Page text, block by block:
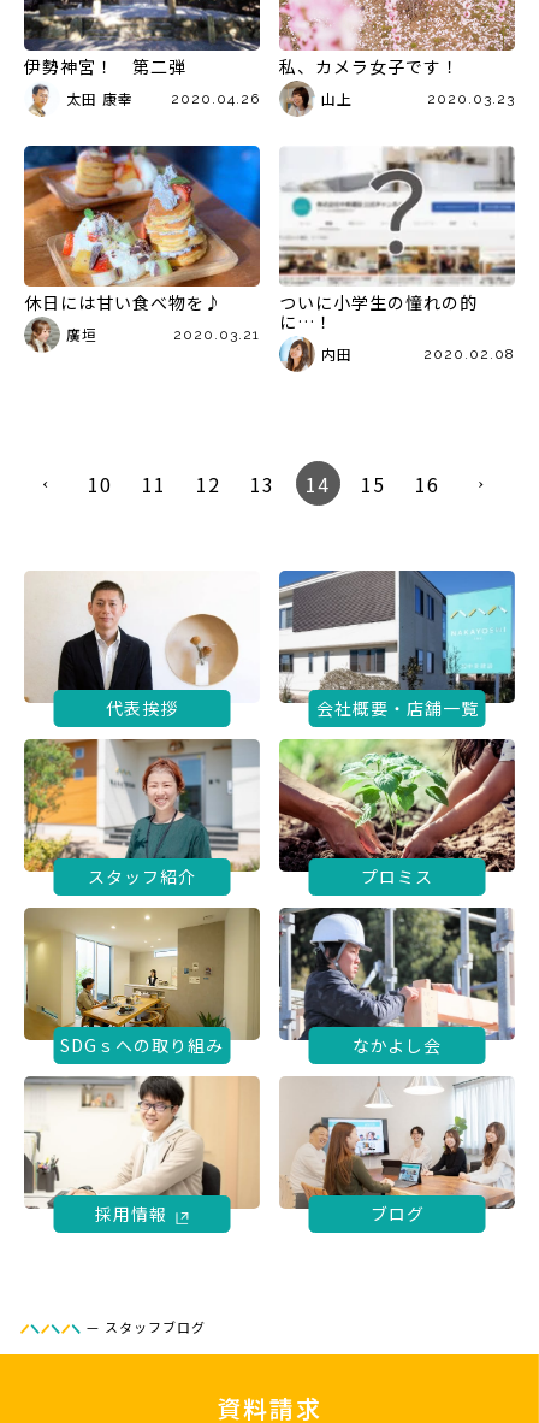
伊勢神宮！ 第二弾
太田 康幸 2020.04.26
私、カメラ女子です！
山上 2020.03.23
休日には甘い食べ物を♪
廣垣 2020.03.21
ついに小学生の憧れの的
に…！
内田 2020.02.08
10 11 12 13 14 15 16
代表挨拶 会社概要・店舗一覧
スタッフ紹介 プロミス
SDGｓへの取り組み なかよし会
採用情報 ブログ
— スタッフブログ
資料請求